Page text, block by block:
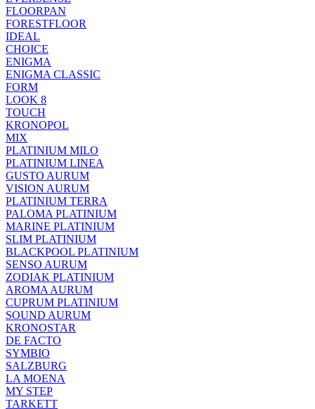
FLOORPAN
FORESTFLOOR
IDEAL
CHOICE
ENIGMA
ENIGMA CLASSIC
FORM
LOOK 8
TOUCH
KRONOPOL
MIX
PLATINIUM MILO
PLATINIUM LINEA
GUSTO AURUM
VISION AURUM
PLATINIUM TERRA
PALOMA PLATINIUM
MARINE PLATINIUM
SLIM PLATINIUM
BLACKPOOL PLATINIUM
SENSO AURUM
ZODIAK PLATINIUM
AROMA AURUM
CUPRUM PLATINIUM
SOUND AURUM
KRONOSTAR
DE FACTO
SYMBIO
SALZBURG
LA MOENA
MY STEP
TARKETT